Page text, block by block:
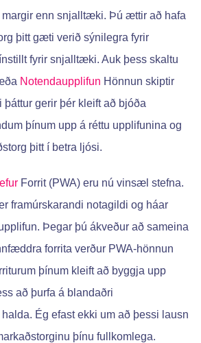
margir enn snjalltæki. Þú ættir að hafa
þitt gæti verið sýnilegra fyrir
fyrir snjalltæki. Auk þess skaltu
Notendaupplifun Hönnun skiptir
gerir þér kleift að bjóða
þínum upp á réttu upplifunina og
þitt í betra ljósi.
Forrit (PWA) eru nú vinsæl stefna.
framúrskarandi notagildi og háar
Þegar þú ákveður að sameina
forrita verður PWA-hönnun
þínum kleift að byggja upp
að þurfa á blandaðri
Ég efast ekki um að þessi lausn
þínu fullkomlega.